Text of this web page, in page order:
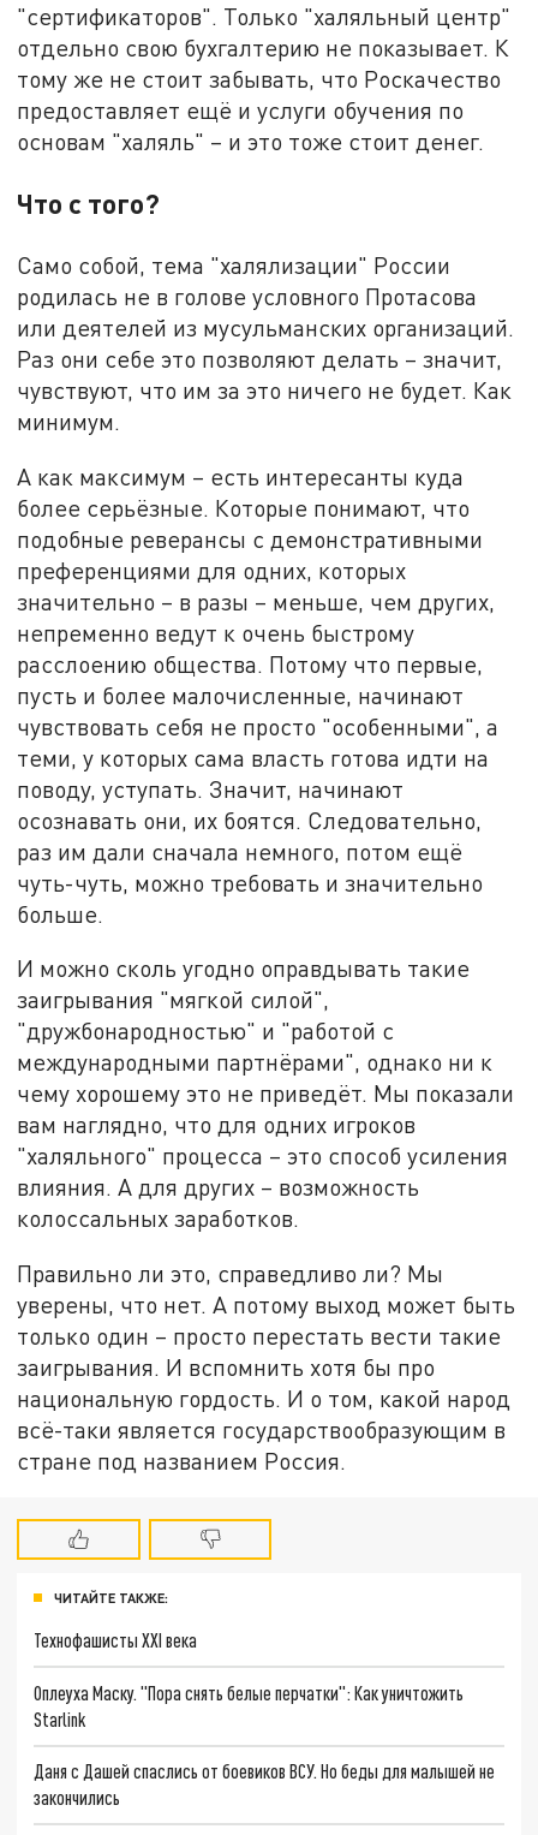
"сертификаторов". Только "халяльный центр"
отдельно свою бухгалтерию не показывает. К
тому же не стоит забывать, что Роскачество
предоставляет ещё и услуги обучения по
основам "халяль" – и это тоже стоит денег.
Что с того?
Само собой, тема "халялизации" России
родилась не в голове условного Протасова
или деятелей из мусульманских организаций.
Раз они себе это позволяют делать – значит,
чувствуют, что им за это ничего не будет. Как
минимум.
А как максимум – есть интересанты куда
более серьёзные. Которые понимают, что
подобные реверансы с демонстративными
преференциями для одних, которых
значительно – в разы – меньше, чем других,
непременно ведут к очень быстрому
расслоению общества. Потому что первые,
пусть и более малочисленные, начинают
чувствовать себя не просто "особенными", а
теми, у которых сама власть готова идти на
поводу, уступать. Значит, начинают
осознавать они, их боятся. Следовательно,
раз им дали сначала немного, потом ещё
чуть-чуть, можно требовать и значительно
больше.
И можно сколь угодно оправдывать такие
заигрывания "мягкой силой",
"дружбонародностью" и "работой с
международными партнёрами", однако ни к
чему хорошему это не приведёт. Мы показали
вам наглядно, что для одних игроков
"халяльного" процесса – это способ усиления
влияния. А для других – возможность
колоссальных заработков.
Правильно ли это, справедливо ли? Мы
уверены, что нет. А потому выход может быть
только один – просто перестать вести такие
заигрывания. И вспомнить хотя бы про
национальную гордость. И о том, какой народ
всё-таки является государствообразующим в
стране под названием Россия.
ЧИТАЙТЕ ТАКЖЕ:
Технофашисты XXI века
Оплеуха Маску. "Пора снять белые перчатки": Как уничтожить
Starlink
Даня с Дашей спаслись от боевиков ВСУ. Но беды для малышей не
закончились